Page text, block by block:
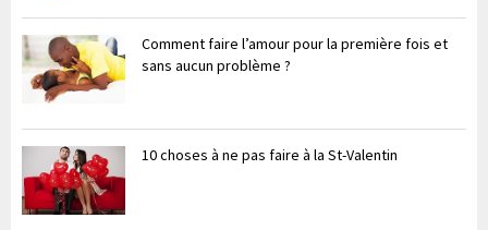
Comment faire l’amour pour la première fois et
sans aucun problème ?
10 choses à ne pas faire à la St-Valentin